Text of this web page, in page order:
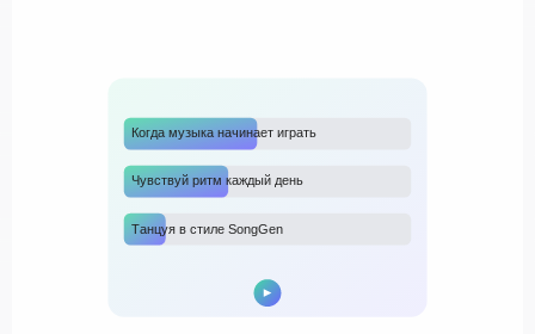
Когда музыка начинает играть
Чувствуй ритм каждый день
Танцуя в стиле SongGen